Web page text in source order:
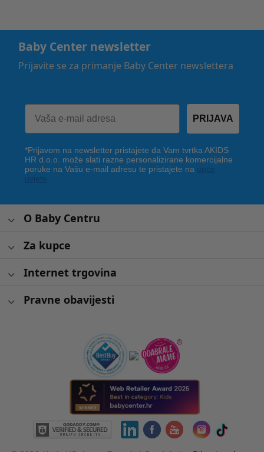
Baby Center newsletter
Prijavite se za primanje Baby Center newslettera
PRIJAVA
*Prijavom na newsletter pristajete da Vam tvrtka AKIDS
HR d.o.o. može slati razne personalizirane komercijalne
poruke na Vašu e-mail adresu te pristajete na
O Baby Centru
Za kupce
Internet trgovina
Pravne obavijesti